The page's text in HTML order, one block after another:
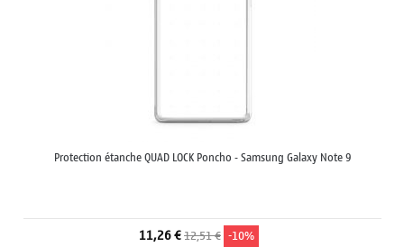
Protection étanche QUAD LOCK Poncho - Samsung Galaxy Note 9
11,26 €12,51 € -10%